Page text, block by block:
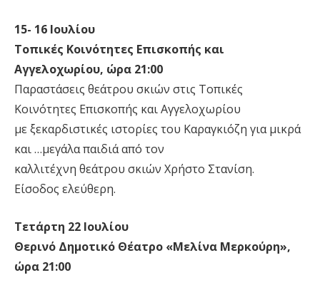
15- 16 Ιουλίου
Τοπικές Κοινότητες Επισκοπής και
Αγγελοχωρίου, ώρα 21:00
Παραστάσεις θεάτρου σκιών στις Τοπικές
Κοινότητες Επισκοπής και Αγγελοχωρίου
με ξεκαρδιστικές ιστορίες του Καραγκιόζη για μικρά
και …μεγάλα παιδιά από τον
καλλιτέχνη θεάτρου σκιών Χρήστο Στανίση.
Είσοδος ελεύθερη.
Τετάρτη 22 Ιουλίου
Θερινό Δημοτικό Θέατρο «Μελίνα Μερκούρη»,
ώρα 21:00